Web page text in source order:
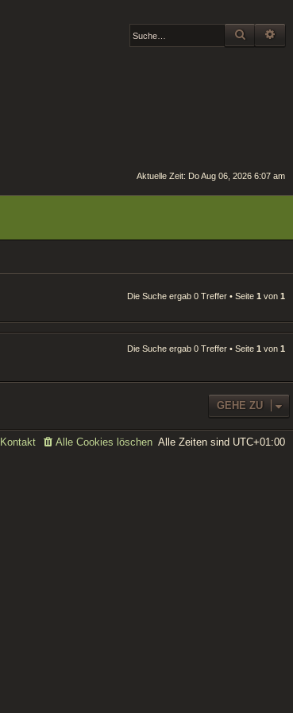
SUCHE
Aktuelle Zeit: Do Aug 06, 2026 6:07 am
Die Suche ergab 0 Treffer • Seite 1 von 1
Die Suche ergab 0 Treffer • Seite 1 von 1
GEHE ZU
Alle Zeiten sind UTC+01:00
Alle Cookies löschen
Kontakt